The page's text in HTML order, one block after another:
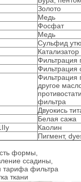
Золото
Медь
Фосфат
Медь
Сульфид
Катализатор
Фильтрация
Фильтрация
Фильтрация
другое
фильтра
Двуокись
Белая сажа
Каолин
Пигмент,
формы,
ссадины,
тарифа фильтра
ткани